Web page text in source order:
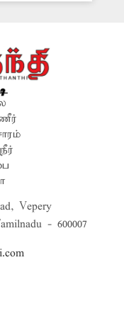
Vepery
- 600007